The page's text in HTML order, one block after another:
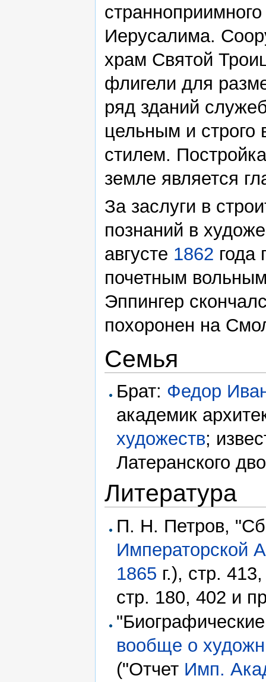
Иерусалима.
храм Святой
флигели для
ряд зданий
цельным и
стилем.
земле является
За заслуги в
познаний в
августе 1862 года
почетным
Эппингер
похоронен на
Семья
Брат: Федор
академик
художеств;
Латеранского
Литература
П. Н. Петров,
Императорской
1865 г.), стр.
стр. 180, 402 и
вообще о
("Отчет Имп.